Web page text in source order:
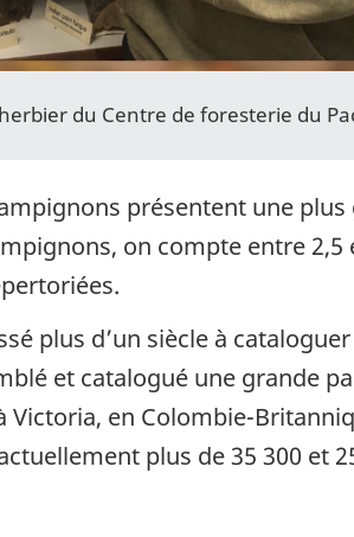
du Centre de foresterie du
présentent une
on compte entre 2,5
plus d’un siècle à
et catalogué une grande
en Colombie-
plus de 35 300 et